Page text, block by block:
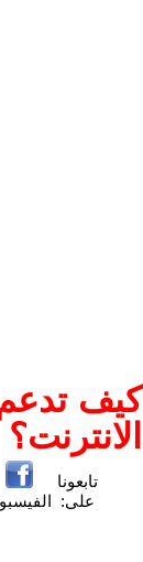
كيف
الانترنت؟
تابعونا
على: